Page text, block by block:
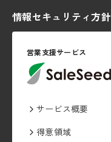
情報セキュリティ方針
営業支援サービス
サービス概要
得意領域